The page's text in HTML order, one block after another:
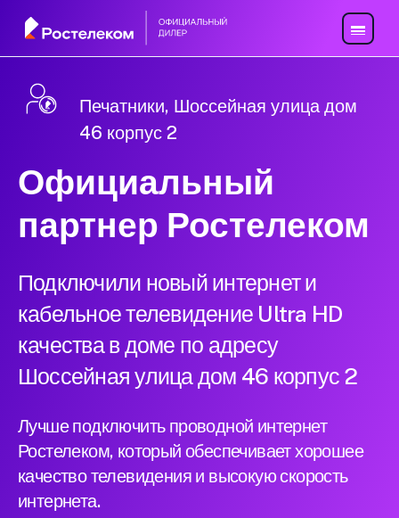
Печатники, Шоссейная улица дом
46 корпус 2
Официальный
партнер Ростелеком
Подключили новый интернет и
кабельное телевидение Ultra HD
качества в доме по адресу
Шоссейная улица дом 46 корпус 2
Лучше подключить проводной интернет
Ростелеком, который обеспечивает хорошее
качество телевидения и высокую скорость
интернета.